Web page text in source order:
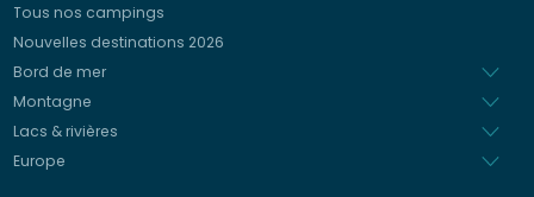
Espagnol
Néerlandais
Tous nos campings
Nouvelles destinations 2026
Bord de mer
Montagne
Lacs & rivières
Europe